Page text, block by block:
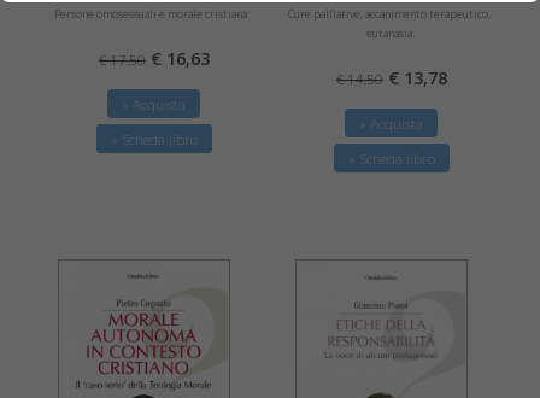
Persone omosessuali e morale cristiana
€ 17,50 € 16,63
» Acquista
» Scheda libro
Cure palliative, accanimento terapeutico,
eutanasia
€ 14,50 € 13,78
» Acquista
» Scheda libro